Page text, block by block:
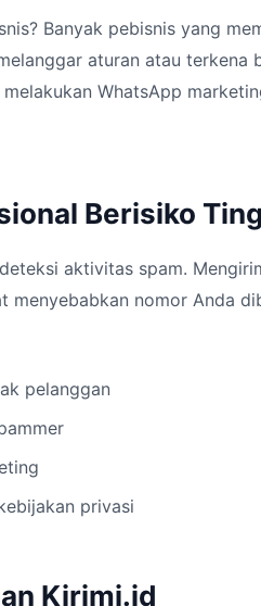
Banyak pebisnis yang
aturan atau terkena
WhatsApp
Berisiko
aktivitas spam.
menyebabkan nomor Anda
pelanggan
privasi
Kirimi.id